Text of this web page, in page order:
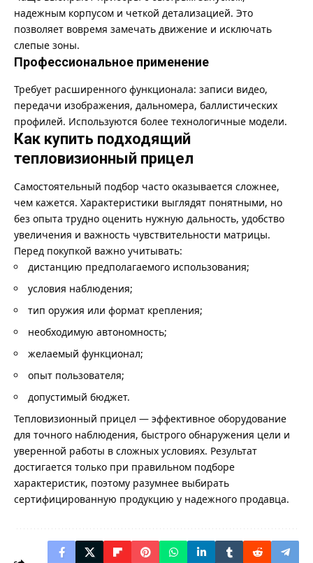
надежным корпусом и четкой детализацией. Это
позволяет вовремя замечать движение и исключать
слепые зоны.
Профессиональное применение
Требует расширенного функционала: записи видео,
передачи изображения, дальномера, баллистических
профилей. Используются более технологичные модели.
Как купить подходящий
тепловизионный прицел
Самостоятельный подбор часто оказывается сложнее,
чем кажется. Характеристики выглядят понятными, но
без опыта трудно оценить нужную дальность, удобство
увеличения и важность чувствительности матрицы.
Перед покупкой важно учитывать:
дистанцию предполагаемого использования;
условия наблюдения;
тип оружия или формат крепления;
необходимую автономность;
желаемый функционал;
опыт пользователя;
допустимый бюджет.
Тепловизионный прицел — эффективное оборудование
для точного наблюдения, быстрого обнаружения цели и
уверенной работы в сложных условиях. Результат
достигается только при правильном подборе
характеристик, поэтому разумнее выбирать
сертифицированную продукцию у надежного продавца.